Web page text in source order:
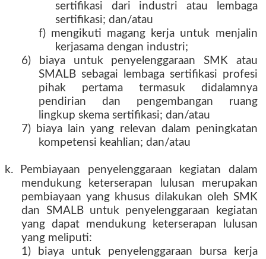
sertifikasi dari industri atau lembaga
sertifikasi; dan/atau
f) mengikuti magang kerja untuk menjalin
kerjasama dengan industri;
6) biaya untuk penyelenggaraan SMK atau
SMALB sebagai lembaga sertifikasi profesi
pihak pertama termasuk didalamnya
pendirian dan pengembangan ruang
lingkup skema sertifikasi; dan/atau
7) biaya lain yang relevan dalam peningkatan
kompetensi keahlian; dan/atau
k. Pembiayaan penyelenggaraan kegiatan dalam
mendukung keterserapan lulusan merupakan
pembiayaan yang khusus dilakukan oleh SMK
dan SMALB untuk penyelenggaraan kegiatan
yang dapat mendukung keterserapan lulusan
yang meliputi:
1) biaya untuk penyelenggaraan bursa kerja